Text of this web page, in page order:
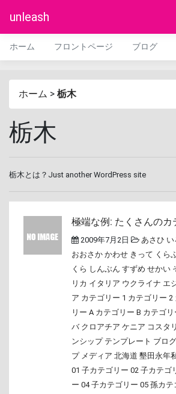
unleash
ホーム フロントページ ブログ
ホーム > 栃木
栃木
栃木とは？Just another WordPress site
極端な例: たくさんのカ
2009年7月2日 あさひ い
おおさか かわせ きって くら
くら しんぶん すずめ せかい
リカ イタリア ウクライナ エ
ア カテゴリー 1 カテゴリー 2
リー A カテゴリー B カテゴリ
バ クロアチア ケニア コスタ
ンシップ テンプレート ブロ
プ メディア 北海道 墾田永年
01 子カテゴリー 02 子カテゴ
ー 04 子カテゴリー 05 孫カテ